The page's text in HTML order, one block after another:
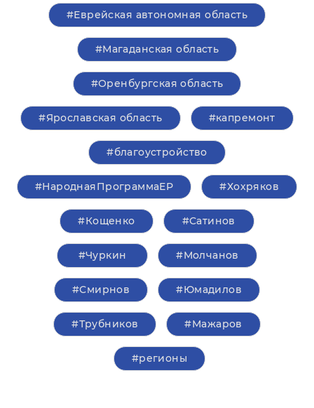
#Еврейская автономная область
#Магаданская область
#Оренбургская область
#Ярославская область #капремонт
#благоустройство
#НароднаяПрограммаЕР #Хохряков
#Кощенко #Сатинов
#Чуркин #Молчанов
#Смирнов #Юмадилов
#Трубников #Мажаров
#регионы